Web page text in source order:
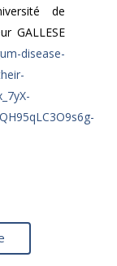
de
GALLESE
disease-